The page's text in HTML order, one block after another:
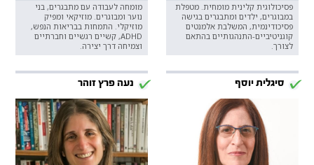
פסיכולוגית קלינית מומחית. מטפלת
במבוגרים, ילדים ומתבגרים בגישה
פסיכודינמית, המשלבת אלמנטים
קוגניטיביים-התנהגותיים בהתאם
לצורך.
מומחה לעבודה עם מתבגרים, בני
נוער ומבוגרים. מוזיקאי ומפיק
מוזיקלי. התמחות בבריאות הנפש,
ADHD, קשיים רגשיים וחברתיים
וצמיחה דרך יצירה.
סיגלית יוסף נעה פרץ זוהר